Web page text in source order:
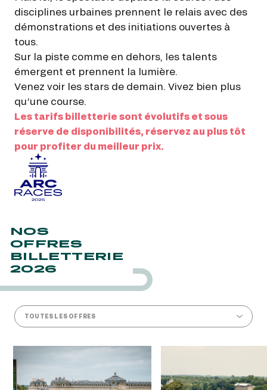
disciplines urbaines prennent le relais avec des
démonstrations et des initiations ouvertes à
tous.
Sur la piste comme en dehors, les talents
émergent et prennent la lumière.
Venez voir les stars de demain. Vivez bien plus
qu’une course.
Les tarifs billetterie sont évolutifs et sous
réserve de disponibilités, réservez au plus tôt
pour profiter du meilleur prix.
NOS
OFFRES
BILLETTERIE
2026
TOUTES LES OFFRES